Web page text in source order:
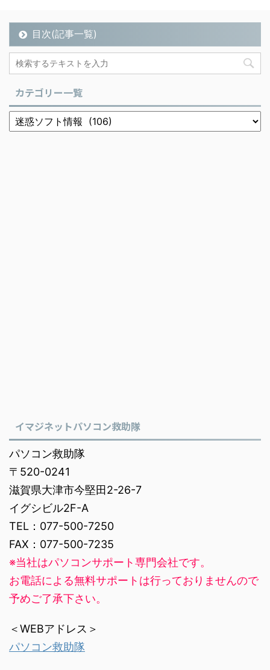
目次(記事一覧)
カテゴリー一覧
イマジネットパソコン救助隊
パソコン救助隊
〒520-0241
滋賀県大津市今堅田2-26-7
イグシビル2F-A
TEL：077-500-7250
FAX：077-500-7235
※当社はパソコンサポート専門会社です。
お電話による無料サポートは行っておりませんので
予めご了承下さい。
＜WEBアドレス＞
パソコン救助隊